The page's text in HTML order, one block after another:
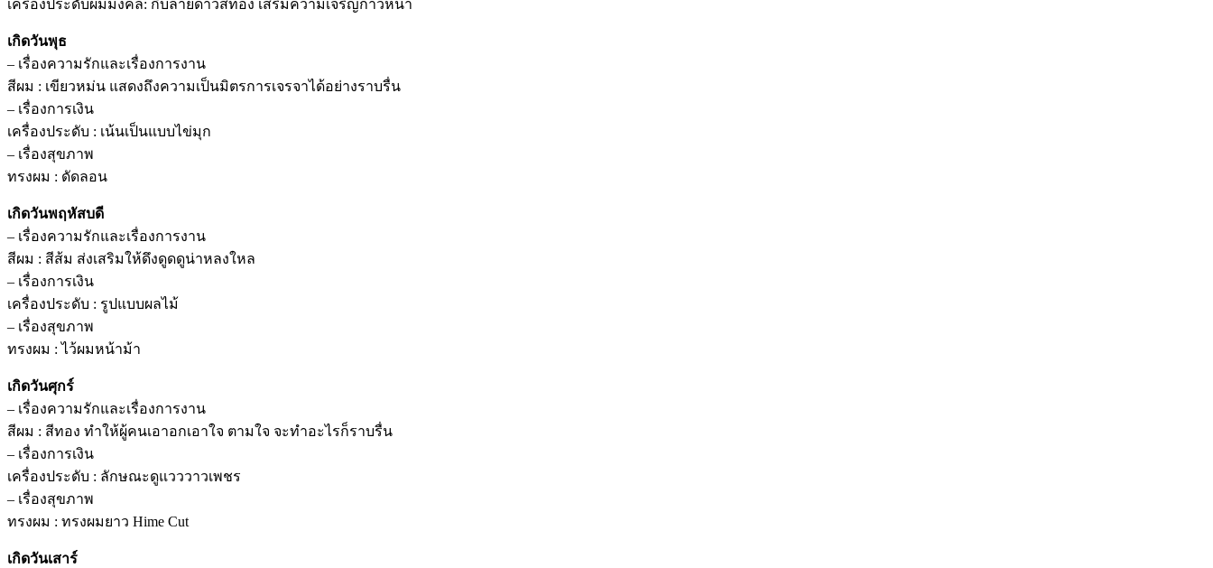
เครื่องประดับผมมงคล: กิ๊บลายดาวสีทอง เสริมความเจริญก้าวหน้า
เกิดวันพุธ
– เรื่องความรักและเรื่องการงาน
สีผม : เขียวหม่น แสดงถึงความเป็นมิตรการเจรจาได้อย่างราบรื่น
– เรื่องการเงิน
เครื่องประดับ : เน้นเป็นแบบไข่มุก
– เรื่องสุขภาพ
ทรงผม : ดัดลอน
เกิดวันพฤหัสบดี
– เรื่องความรักและเรื่องการงาน
สีผม : สีส้ม ส่งเสริมให้ดึงดูดดูน่าหลงใหล
– เรื่องการเงิน
เครื่องประดับ : รูปแบบผลไม้
– เรื่องสุขภาพ
ทรงผม : ไว้ผมหน้าม้า
เกิดวันศุกร์
– เรื่องความรักและเรื่องการงาน
สีผม : สีทอง ทำให้ผู้คนเอาอกเอาใจ ตามใจ จะทำอะไรก็ราบรื่น
– เรื่องการเงิน
เครื่องประดับ : ลักษณะดูแวววาวเพชร
– เรื่องสุขภาพ
ทรงผม : ทรงผมยาว Hime Cut
เกิดวันเสาร์